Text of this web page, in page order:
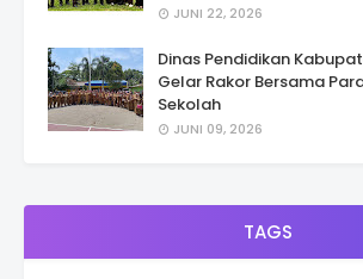
JUNI 22, 2026
Dinas Pendidikan
Gelar Rakor Bersama
Sekolah
JUNI 09, 2026
TAGS